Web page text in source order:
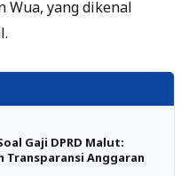
Wua, yang dikenal
Gaji DPRD Malut:
Transparansi Anggaran